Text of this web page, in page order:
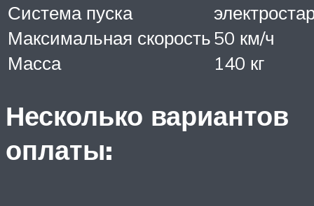
Система пуска
Максимальная скорость50 км/ч
Масса
140 кг
Несколько вариантов
оплаты: